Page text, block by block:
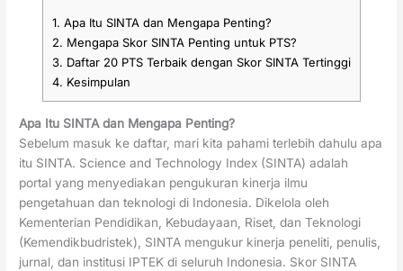
1. Apa Itu SINTA dan Mengapa Penting?
2. Mengapa Skor SINTA Penting untuk PTS?
3. Daftar 20 PTS Terbaik dengan Skor SINTA Tertinggi
4. Kesimpulan
Apa Itu SINTA dan Mengapa Penting?
Sebelum masuk ke daftar, mari kita pahami terlebih dahulu apa
itu SINTA. Science and Technology Index (SINTA) adalah
portal yang menyediakan pengukuran kinerja ilmu
pengetahuan dan teknologi di Indonesia. Dikelola oleh
Kementerian Pendidikan, Kebudayaan, Riset, dan Teknologi
(Kemendikbudristek), SINTA mengukur kinerja peneliti, penulis,
jurnal, dan institusi IPTEK di seluruh Indonesia. Skor SINTA